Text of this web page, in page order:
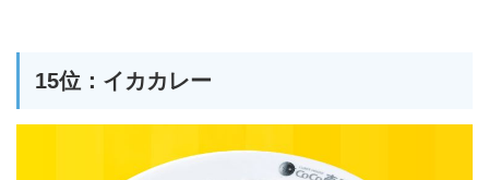
15位：イカカレー